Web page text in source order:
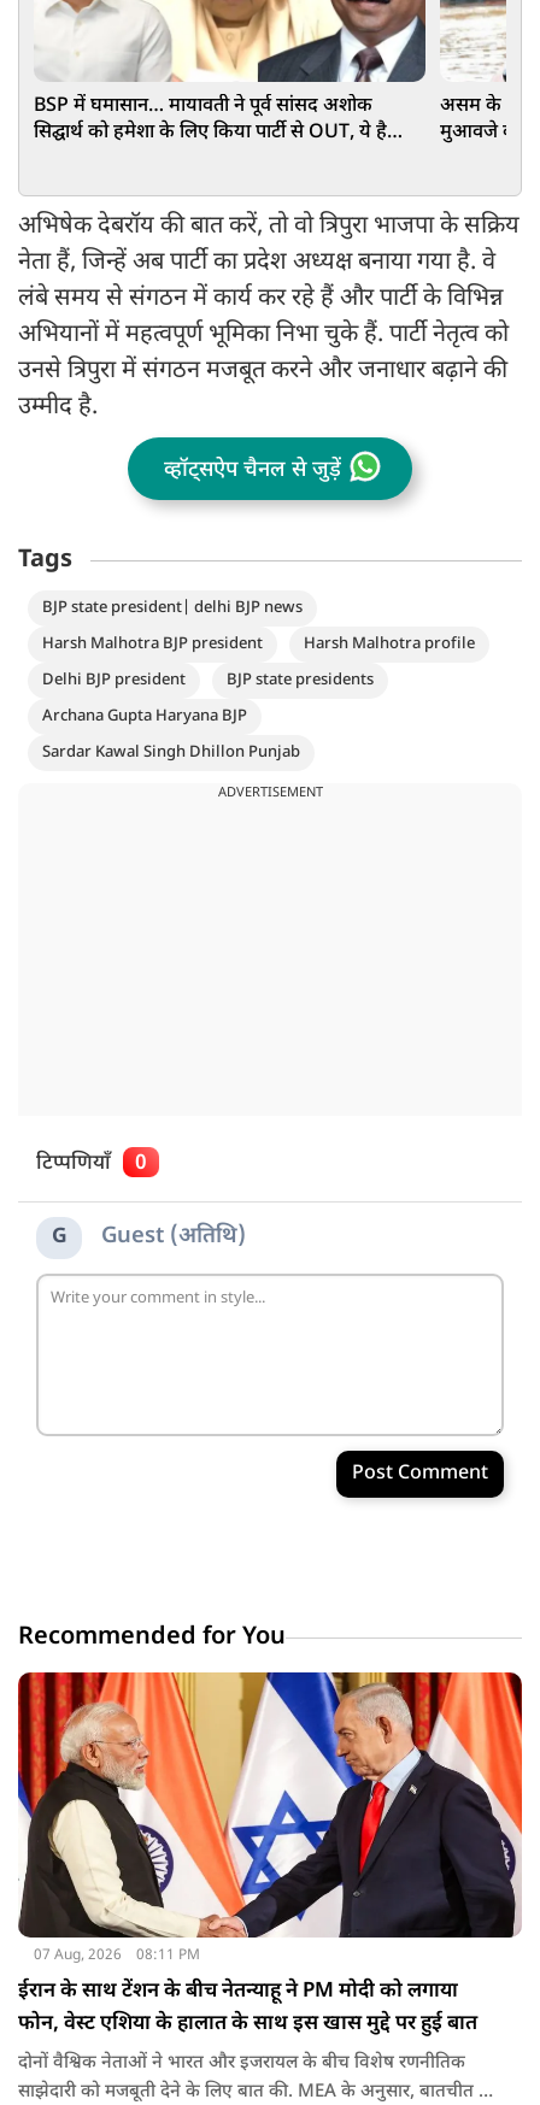
BSP में घमासान… मायावती ने पूर्व सांसद अशोक
सिद्घार्थ को हमेशा के लिए किया पार्टी से OUT, ये है
असम के बाढ़
मुआवजे का
अभिषेक देबरॉय की बात करें, तो वो त्रिपुरा भाजपा के सक्रिय
नेता हैं, जिन्हें अब पार्टी का प्रदेश अध्यक्ष बनाया गया है. वे
लंबे समय से संगठन में कार्य कर रहे हैं और पार्टी के विभिन्न
अभियानों में महत्वपूर्ण भूमिका निभा चुके हैं. पार्टी नेतृत्व को
उनसे त्रिपुरा में संगठन मजबूत करने और जनाधार बढ़ाने की
उम्मीद है.
व्हॉट्सऐप चैनल से जुड़ें
Tags
BJP state president| delhi BJP news
Harsh Malhotra BJP president
Harsh Malhotra profile
Delhi BJP president
BJP state presidents
Archana Gupta Haryana BJP
Sardar Kawal Singh Dhillon Punjab
ADVERTISEMENT
टिप्पणियाँ 0
G Guest (अतिथि)
Post Comment
Recommended for You
07 Aug, 2026 08:11 PM
ईरान के साथ टेंशन के बीच नेतन्याहू ने PM मोदी को लगाया
फोन, वेस्ट एशिया के हालात के साथ इस खास मुद्दे पर हुई बात
दोनों वैश्विक नेताओं ने भारत और इजरायल के बीच विशेष रणनीतिक
साझेदारी को मजबूती देने के ल‍िए बात की. MEA के अनुसार, बातचीत की